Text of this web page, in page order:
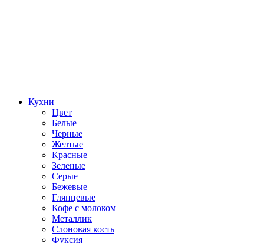
Кухни
Цвет
Белые
Черные
Желтые
Красные
Зеленые
Серые
Бежевые
Глянцевые
Кофе с молоком
Металлик
Слоновая кость
Фуксия